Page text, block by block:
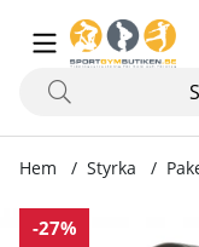
Hem Styrka
-27%
Produktbilder